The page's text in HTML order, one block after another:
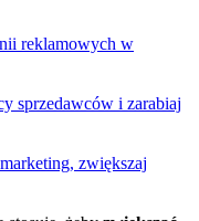
reklamowych w
sprzedawców i zarabiaj
zwiększaj